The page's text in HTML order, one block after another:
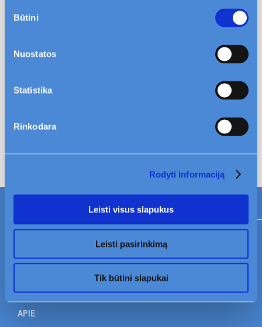
pasirinkimas
Būtini
Nuostatos
Statistika
Rinkodara
Rodyti informaciją
Leisti visus slapukus
Leisti pasirinkimą
Tik būtini slapukai
Norime įrengti reklaminę iškabą ant namo fasado.
Ant namo nėra numerio, kur kreiptis?
Ar man priklauso parkavimo vieta? Kaip galėčiau
įsigyti parkavimo vietą?
Kaimynai labai triukšmauja naktimis, kur kreiptis?
TAPKITE MŪSŲ KLIENTU
NAUJIENOS
APIE
Mano Civinity